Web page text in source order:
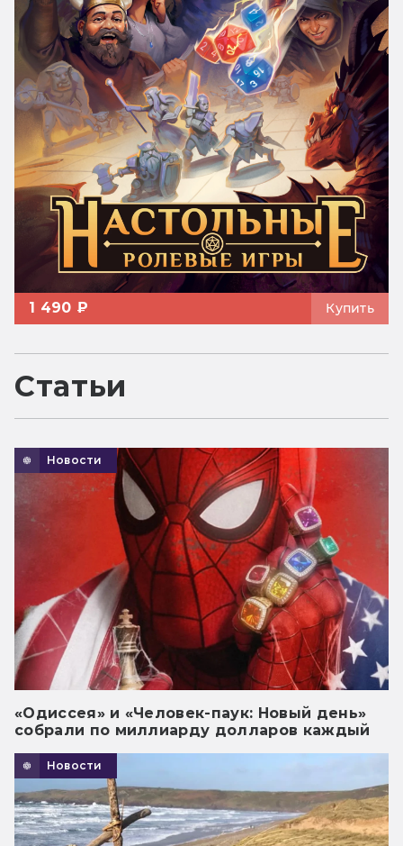
1 490 ₽ Купить
Статьи
Новости
«Одиссея» и «Человек-паук: Новый день»
собрали по миллиарду долларов каждый
Новости